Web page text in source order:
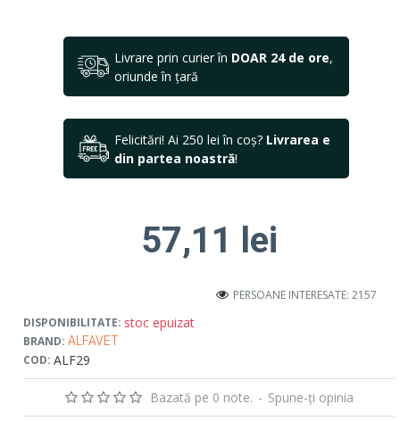
Livrare prin curier în DOAR 24 de ore,
oriunde în țară
Felicitări! Ai 250 lei în coș? Livrarea e
din partea noastră!
DISPONIBILITATE: stoc epuizat
BRAND: ALFAVET
COD: ALF29
PERSOANE INTERESATE: 2157
Bazată pe 0 note. - Spune-ţi opinia
57,11 lei